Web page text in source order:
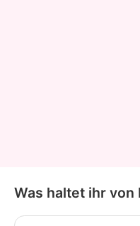
Was haltet ihr von